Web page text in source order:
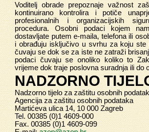
Voditelj obrade prepoznaje važnost
kontinuirano kontrolira i potiče
profesionalnih i organizacijskih
procedura. Osobni podaci kojem
dostavljate putem e-maila, telefona ili
i obrađuju isključivo u svrhu za koju
čuvaju se dok se za iste ne zatraži
podaci čuvaju se onoliko koliko to
vrijeme dok traje poslovna suradnja ili do
NADZORNO
Nadzorno tijelo za zaštitu osobnih
Agencija za zaštitu osobnih podataka
Martićeva ulica 14, 10 000 Zagreb
Tel. 00385 (0)1 4609-000
Fax. 00385 (0)1 4609-099